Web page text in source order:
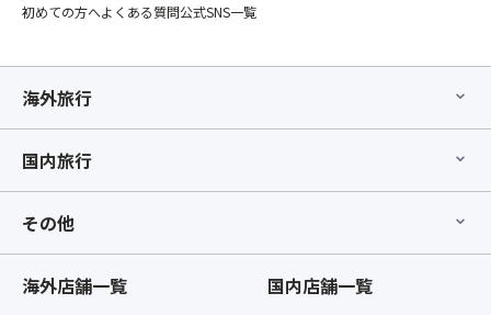
初めての方へよくある質問公式SNS一覧
海外旅行
国内旅行
その他
海外店舗一覧 国内店舗一覧